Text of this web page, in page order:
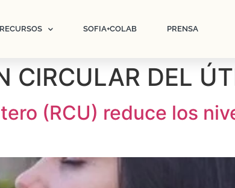
RECURSOS SOFIA+COLAB PRENSA
CIRCULAR DEL
(RCU) reduce los